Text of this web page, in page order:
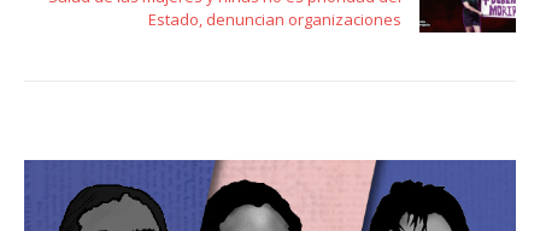
Estado, denuncian organizaciones